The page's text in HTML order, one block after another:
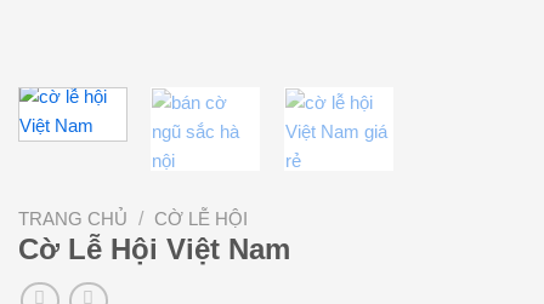
TRANG CHỦ / CỜ LỄ HỘI
Cờ Lễ Hội Việt Nam